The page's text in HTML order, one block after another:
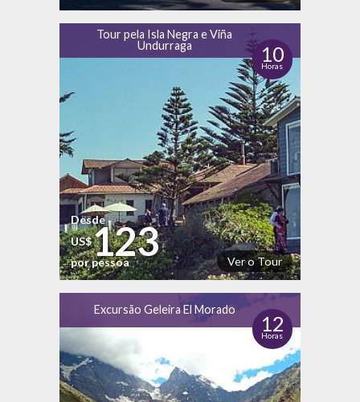
Tour pela Isla Negra e Viña
Undurraga
10
Horas
Ver o Tour
Desde
US$123
por pessoa
Excursão Geleira El Morado
12
Horas